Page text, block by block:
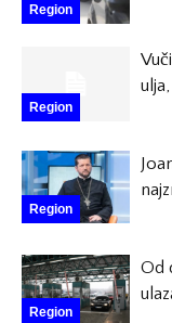
Region
Region
Region
Region
Od